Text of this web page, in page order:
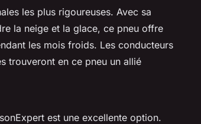
les plus rigoureuses. Avec sa
la neige et la glace, ce pneu offre
les mois froids. Les conducteurs
trouveront en ce pneu un allié
est une excellente option.